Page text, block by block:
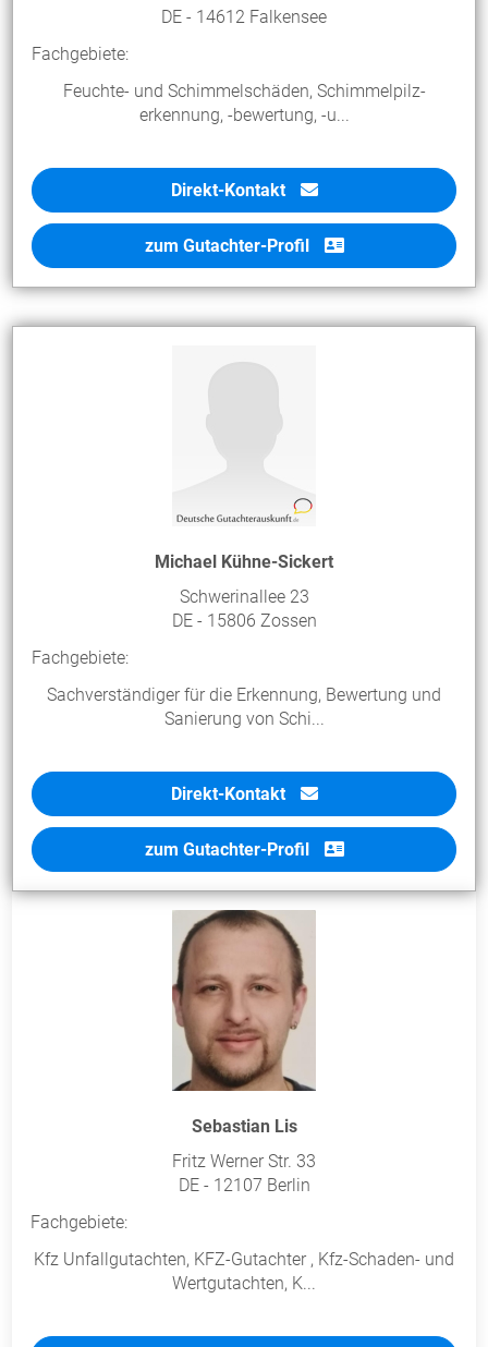
DE - 14612 Falkensee
Fachgebiete:
Feuchte- und Schimmelschäden, Schimmelpilz-
erkennung, -bewertung, -u...
Direkt-Kontakt
zum Gutachter-Profil
Michael Kühne-Sickert
Schwerinallee 23
DE - 15806 Zossen
Fachgebiete:
Sachverständiger für die Erkennung, Bewertung und
Sanierung von Schi...
Direkt-Kontakt
zum Gutachter-Profil
Sebastian Lis
Fritz Werner Str. 33
DE - 12107 Berlin
Fachgebiete:
Kfz Unfallgutachten, KFZ-Gutachter , Kfz-Schaden- und
Wertgutachten, K...